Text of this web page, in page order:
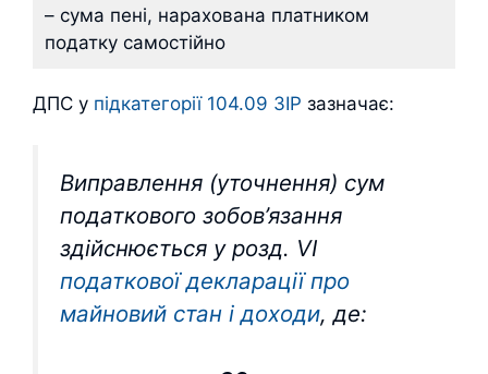
– сума пені, нарахована платником
податку самостійно
ДПС у підкатегорії 104.09 ЗІР зазначає:
Виправлення (уточнення) сум
податкового зобов’язання
здійснюється у розд. VI
податкової декларації про
майновий стан і доходи, де: